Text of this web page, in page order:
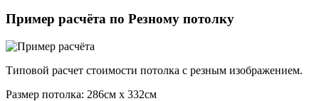
Пример расчёта по Резному потолку
Типовой расчет стоимости потолка с резным изображением.
Размер потолка: 286см x 332см